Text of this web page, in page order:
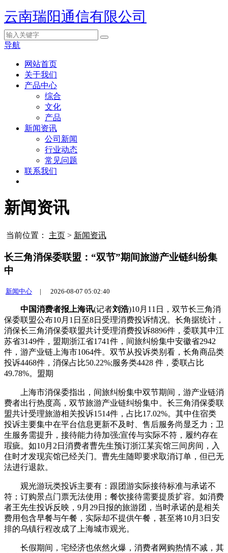
云南瑞阳通信有限公司
导航
网站首页
关于我们
产品中心
综合
文化
产品
新闻资讯
公司新闻
行业动态
常见问题
联系我们
新闻资讯
当前位置： 主页 > 新闻资讯
长三角消保委联盟：“双节”期间旅游产业链纠纷集
中
新闻中心 | 2026-08-07 05:02:40
中国消费者报上海讯(记者刘浩)10月11日，双节长三角消
保委联盟公布10月1日至8日受理消费投诉情况。长角据统计，
消保长三角消保委联盟共计受理消费投诉8896件，委联其中江
苏省3149件，盟期浙江省1741件，间旅纠纷集中安徽省2942
件，游产业链上海市1064件。双节从投诉类别看，长角商品类
投诉4468件，消保占比50.22%;服务类4428 件，委联占比
49.78%。盟期
上海市消保委指出，间旅纠纷集中双节期间，游产业链消
费者出行热度高，双节旅游产业链纠纷集中。长三角消保委联
盟共计受理旅游相关投诉1514件，占比17.02%。其中住宿类
投诉主要集中在平台信息更新不及时、售后服务尚显乏力；卫
生服务需提升，接待能力待加强;宣传与实际不符，履约存在
瑕疵。如10月2日消费者曹先生预订浙江某宾馆三间房间，入
住时才发现宾馆已经关门。曹先生随即要求取消订单，但已无
法进行退款。
观光游玩类投诉主要有：跟团游实际接待标准与承诺不
符；订购景点门票无法使用；餐饮接待需要提质扩容。如消费
者王先生投诉反映，9月29日报的旅游团，当时承诺的是相关
费用包含早餐与午餐，实际却不提供午餐，甚至将10月3日安
排的乌镇行程改成了上海城市观光。
长假期间，宅经济也依然火爆，消费者网购热情不减，其